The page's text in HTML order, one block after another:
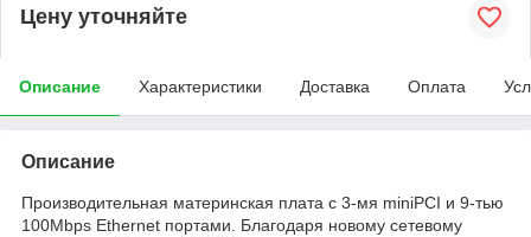
Цену уточняйте
Описание Характеристики Доставка Оплата
Описание
Производительная материнская плата с 3-мя miniPCI и 9-тью
100Mbps Ethernet портами. Благодаря новому сетевому